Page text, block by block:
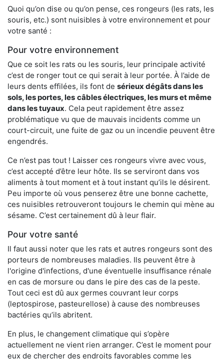
Quoi qu’on dise ou qu’on pense, ces rongeurs (les rats, les
souris, etc.) sont nuisibles à votre environnement et pour
votre santé :
Pour votre environnement
Que ce soit les rats ou les souris, leur principale activité
c’est de ronger tout ce qui serait à leur portée. À l’aide de
leurs dents effilées, ils font de sérieux dégâts dans les
sols, les portes, les câbles électriques, les murs et même
dans les tuyaux. Cela peut rapidement être assez
problématique vu que de mauvais incidents comme un
court-circuit, une fuite de gaz ou un incendie peuvent être
engendrés.
Ce n’est pas tout ! Laisser ces rongeurs vivre avec vous,
c’est accepté d’être leur hôte. Ils se serviront dans vos
aliments à tout moment et à tout instant qu’ils le désirent.
Peu importe où vous penserez être une bonne cachette,
ces nuisibles retrouveront toujours le chemin qui mène au
sésame. C’est certainement dû à leur flair.
Pour votre santé
Il faut aussi noter que les rats et autres rongeurs sont des
porteurs de nombreuses maladies. Ils peuvent être à
l'origine d'infections, d'une éventuelle insuffisance rénale
en cas de morsure ou dans le pire des cas de la peste.
Tout ceci est dû aux germes couvrant leur corps
(leptospirose, pasteurellose) à cause des nombreuses
bactéries qu’ils abritent.
En plus, le changement climatique qui s’opère
actuellement ne vient rien arranger. C’est le moment pour
eux de chercher des endroits favorables comme les